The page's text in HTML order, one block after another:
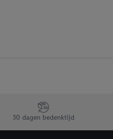
30 dagen bedenktijd